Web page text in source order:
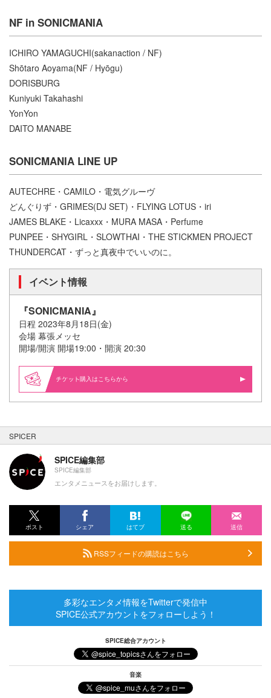
NF in SONICMANIA
ICHIRO YAMAGUCHI(sakanaction / NF)
Shōtaro Aoyama(NF / Hyōgu)
DORISBURG
Kuniyuki Takahashi
YonYon
DAITO MANABE
SONICMANIA LINE UP
AUTECHRE・CAMILO・電気グルーヴ
どんぐりず・GRIMES(DJ SET)・FLYING LOTUS・iri
JAMES BLAKE・Licaxxx・MURA MASA・Perfume
PUNPEE・SHYGIRL・SLOWTHAI・THE STICKMEN PROJECT
THUNDERCAT・ずっと真夜中でいいのに。
イベント情報
『SONICMANIA』
日程 2023年8月18日(金)
会場 幕張メッセ
開場/開演 開場19:00・開演 20:30
購入はこちらから
SPICER
SPICE編集部
SPICE編集部
エンタメニュースをお届けします。
ポスト シェア はてブ 送る 送信
RSSフィードの購読はこちら
多彩なエンタメ情報をTwitterで発信中
SPICE公式アカウントをフォローしよう！
SPICE総合アカウント
音楽